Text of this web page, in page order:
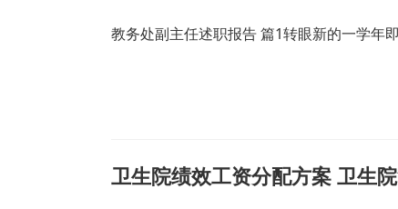
教务处副主任述职报告 篇1转眼新的一学年
卫生院绩效工资分配方案 卫生